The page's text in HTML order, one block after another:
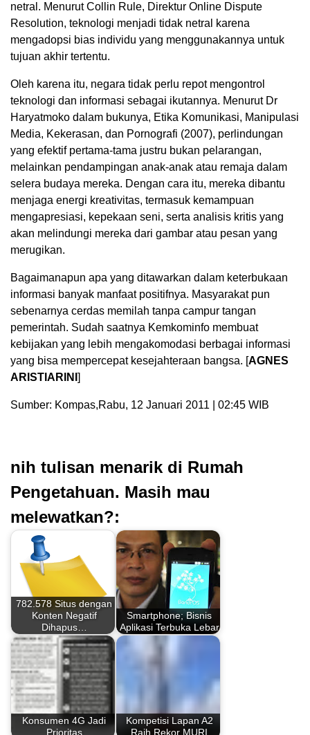
netral. Menurut Collin Rule, Direktur Online Dispute
Resolution, teknologi menjadi tidak netral karena
mengadopsi bias individu yang menggunakannya untuk
tujuan akhir tertentu.
Oleh karena itu, negara tidak perlu repot mengontrol
teknologi dan informasi sebagai ikutannya. Menurut Dr
Haryatmoko dalam bukunya, Etika Komunikasi, Manipulasi
Media, Kekerasan, dan Pornografi (2007), perlindungan
yang efektif pertama-tama justru bukan pelarangan,
melainkan pendampingan anak-anak atau remaja dalam
selera budaya mereka. Dengan cara itu, mereka dibantu
menjaga energi kreativitas, termasuk kemampuan
mengapresiasi, kepekaan seni, serta analisis kritis yang
akan melindungi mereka dari gambar atau pesan yang
merugikan.
Bagaimanapun apa yang ditawarkan dalam keterbukaan
informasi banyak manfaat positifnya. Masyarakat pun
sebenarnya cerdas memilah tanpa campur tangan
pemerintah. Sudah saatnya Kemkominfo membuat
kebijakan yang lebih mengakomodasi berbagai informasi
yang bisa mempercepat kesejahteraan bangsa. [AGNES
ARISTIARINI ]
Sumber: Kompas,Rabu, 12 Januari 2011 | 02:45 WIB
nih tulisan menarik di Rumah
Pengetahuan. Masih mau
melewatkan?:
782.578 Situs dengan
Konten Negatif
Dihapus…
Smartphone; Bisnis
Aplikasi Terbuka Lebar
Konsumen 4G Jadi
Prioritas
Kompetisi Lapan A2
Raih Rekor MURI